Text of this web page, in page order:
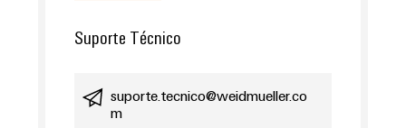
Suporte Técnico
suporte.tecnico@weidmueller.co
m